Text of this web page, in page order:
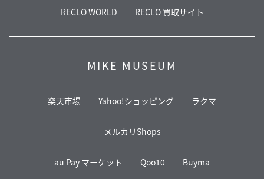
RECLO WORLD RECLO 買取サイト
MIKE MUSEUM
楽天市場 Yahoo!ショッピング ラクマ
メルカリShops
au Pay マーケット Qoo10 Buyma